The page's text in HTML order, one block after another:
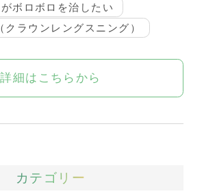
ボロボロを治したい
クラウンレングスニング）
詳細はこちらから
カテゴリー